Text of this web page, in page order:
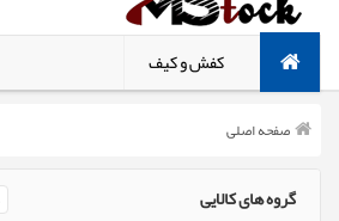
کفش و کیف
صفحه اصلی
گروه های کالایی